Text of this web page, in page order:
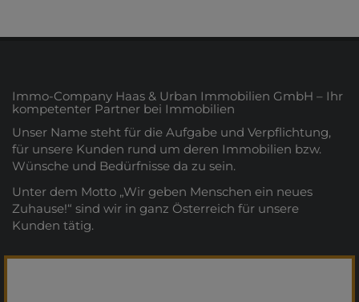
Immo-Company Haas & Urban Immobilien GmbH – Ihr
kompetenter Partner bei Immobilien
Unser Name steht für die Aufgabe und Verpflichtung,
für unsere Kunden rund um deren Immobilien bzw.
Wünsche und Bedürfnisse da zu sein.
Unter dem Motto „Wir geben Menschen ein neues
Zuhause!“ sind wir in ganz Österreich für unsere
Kunden tätig.